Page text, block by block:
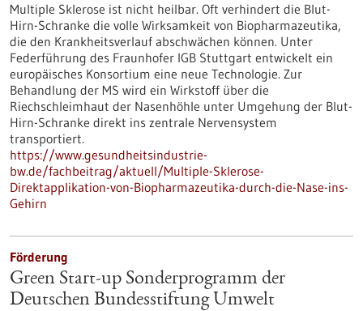
Multiple Sklerose ist nicht heilbar. Oft verhindert die Blut-
Hirn-Schranke die volle Wirksamkeit von Biopharmazeutika,
die den Krankheitsverlauf abschwächen können. Unter
Federführung des Fraunhofer IGB Stuttgart entwickelt ein
europäisches Konsortium eine neue Technologie. Zur
Behandlung der MS wird ein Wirkstoff über die
Riechschleimhaut der Nasenhöhle unter Umgehung der Blut-
Hirn-Schranke direkt ins zentrale Nervensystem
transportiert.
https://www.gesundheitsindustrie-
bw.de/fachbeitrag/aktuell/Multiple-Sklerose-
Direktapplikation-von-Biopharmazeutika-durch-die-Nase-ins-
Gehirn
Förderung
Green Start-up Sonderprogramm der
Deutschen Bundesstiftung Umwelt